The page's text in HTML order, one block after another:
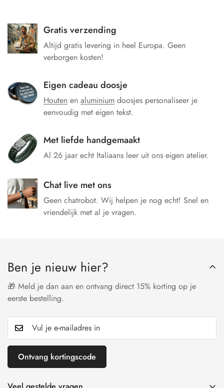
Gratis verzending
Altijd gratis levering in heel Europa. Geen
verborgen kosten!
Eigen cadeau doosje
Houten en aluminium doosjes personaliseer je
eenvoudig met eigen tekst.
Met liefde handgemaakt
Al 26 jaar echt Italiaans leer uit ons eigen atelier.
Chat live met ons
Geen chatrobot. Wij helpen je nog echt! Snel en
vriendelijk met al je vragen.
Ben je nieuw hier?
🎁 Meld je dan aan en ontvang direct 15% korting op je
eerste bestelling.
Ontvang kortingscode